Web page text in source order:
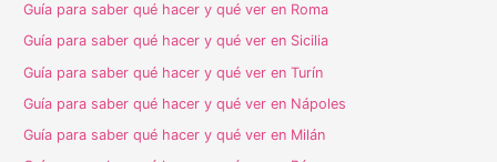
Guía para saber qué hacer y qué ver en Roma
Guía para saber qué hacer y qué ver en Sicilia
Guía para saber qué hacer y qué ver en Turín
Guía para saber qué hacer y qué ver en Nápoles
Guía para saber qué hacer y qué ver en Milán